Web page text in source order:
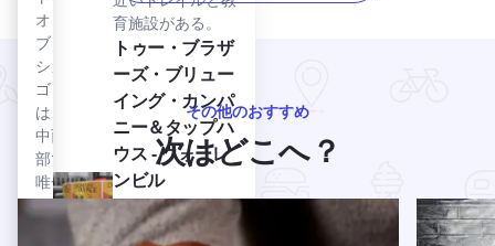
育施設がある。
トゥー・ブラザ
ーズ・ブリュー
イング・カンパ
ニー＆タップハ
ウス - ウォーレ
ンビル
ツー・ブラザー
ズ・ブルーイン
Two Brothers Brewing Company & Tap House -
イル
のト
レイ
ル
は、
シカ
ゴ・
グレ
ー
ト・
オ
ブ・
シカ
ゴ
は、
中西
部で
唯一
その他のおすすめ
次はどこへ？
続きを読む Small Batch Favorites クインシ